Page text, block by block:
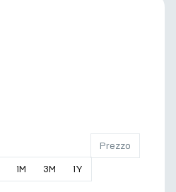
1M 3M 1Y
Prezzo